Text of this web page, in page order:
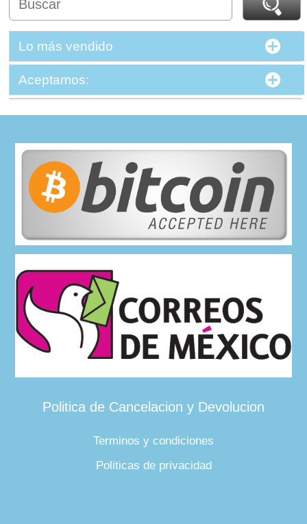
Lo más vendido
Aceptamos:
Politica de Cancelacion y Devolucion
Terminos y condiciones
Politicas de privacidad